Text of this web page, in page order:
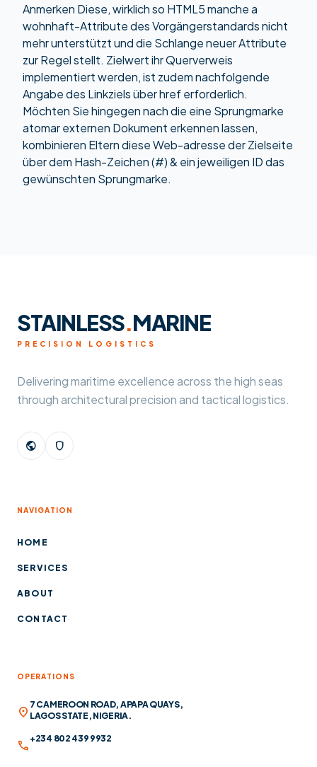
Anmerken Diese, wirklich so HTML5 manche a
wohnhaft-Attribute des Vorgängerstandards nicht
mehr unterstützt und die Schlange neuer Attribute
zur Regel stellt. Zielwert ihr Querverweis
implementiert werden, ist zudem nachfolgende
Angabe des Linkziels über href erforderlich.
Möchten Sie hingegen nach die eine Sprungmarke
atomar externen Dokument erkennen lassen,
kombinieren Eltern diese Web-adresse der Zielseite
über dem Hash-Zeichen (#) & ein jeweiligen ID das
gewünschten Sprungmarke.
STAINLESS.MARINE
PRECISION LOGISTICS
Delivering maritime excellence across the high seas
through architectural precision and tactical logistics.
public shield
NAVIGATION
HOME
SERVICES
ABOUT
CONTACT
OPERATIONS
location_on 7 CAMEROON ROAD, APAPA QUAYS,
LAGOS STATE, NIGERIA.
call +234 802 439 9932